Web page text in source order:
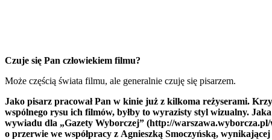
Czuje się Pan człowiekiem filmu?
Może częścią świata filmu, ale generalnie czuję się pisarzem.
Jako pisarz pracował Pan w kinie już z kilkoma reżyserami.
wspólnego rysu ich filmów, byłby to wyrazisty styl wizualny.
wywiadu dla „Gazety Wyborczej” (http://
o przerwie we współpracy z Agnieszką Smoczyńską,